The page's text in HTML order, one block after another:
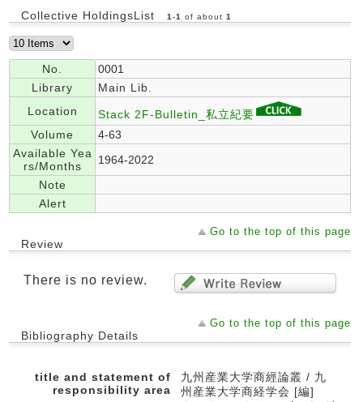
Collective HoldingsList 1 -1 of about 1
No.
0001
Library
Main Lib.
Location
Stack 2F-Bulletin_私立紀要
Volume
4-63
Available Yea
rs/Months
1964-2022
Note
Alert
Go to the top of this page
Review
There is no review.
Go to the top of this page
Bibliography Details
title and statement of
responsibility area
九州産業大学商經論叢 / 九
州産業大学商経学会 [編]